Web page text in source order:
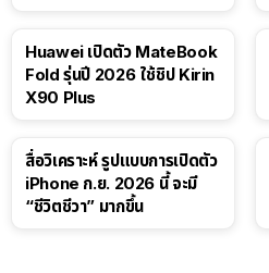
Huawei เปิดตัว MateBook
Fold รุ่นปี 2026 ใช้ชิป Kirin
X90 Plus
สื่อวิเคราะห์ รูปแบบการเปิดตัว
iPhone ก.ย. 2026 นี้ จะมี
“ชีวิตชีวา” มากขึ้น